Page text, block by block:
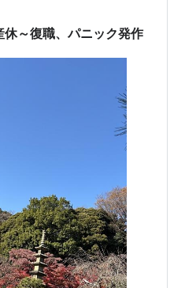
も通りオフィスで通常勤務
休～復職、パニック発作